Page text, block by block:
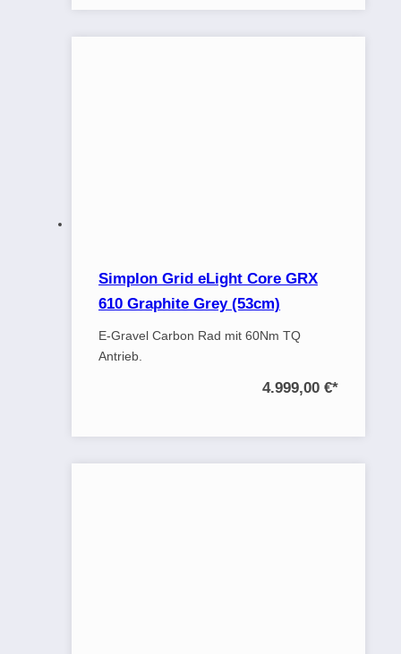
Simplon Grid eLight Core GRX
610 Graphite Grey (53cm)
E-Gravel Carbon Rad mit 60Nm TQ
Antrieb.
4.999,00 €*